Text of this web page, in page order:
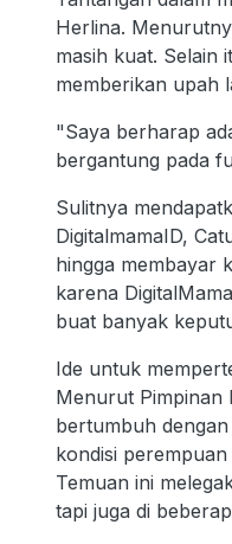
Herlina.
masih kuat. Selain
memberikan upah
"Saya berharap
bergantung pada
Sulitnya
DigitalmamaID,
hingga membayar
karena
buat banyak
Ide untuk
Menurut Pimpinan
bertumbuh
kondisi
Temuan ini
tapi juga di